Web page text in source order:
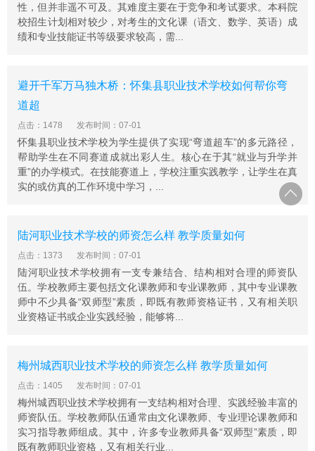
性，但并非遥不可及。其难度主要在于竞争和考试要求。本科院
校招生计划相对较少，对考生的文化课（语文、数学、英语）成
绩和专业技能证书等级要求较高，需...
避开千军万马独木桥：怀集县职业技术学校如何帮你弯
道超
点击：1478 发布时间：07-01
怀集县职业技术学校为学生提供了实现“弯道超车”的多元路径，
帮助学生在不同赛道成就出彩人生。核心在于其“就业与升学并
重”的办学模式。在技能赛道上，学校注重实践教学，让学生在真
实的或仿真的工作环境中学习，...
陆河职业技术学校的师资怎么样 教学质量如何
点击：1373 发布时间：07-01
陆河职业技术学校拥有一支专兼结合、结构相对合理的师资队
伍。学校教师主要包括文化课教师和专业课教师，其中专业课教
师中不少具备“双师型”素质，即既有教师资格证书，又有相关职
业资格证书或企业实践经验，能够将...
梅州城西职业技术学校的师资怎么样 教学质量如何
点击：1405 发布时间：07-01
梅州城西职业技术学校拥有一支结构相对合理、实践经验丰富的
师资队伍。学校教师队伍通常由文化课教师、专业理论课教师和
实习指导教师组成。其中，许多专业教师具备“双师型”素质，即
既有教师职业资格，又有相关行业...